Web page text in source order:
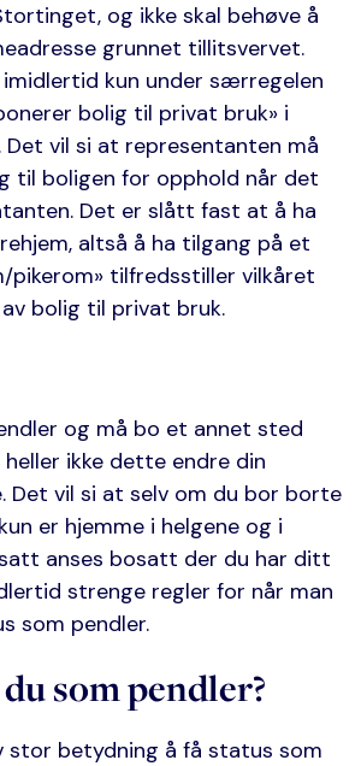
og ikke skal behøve å
grunnet tillitsvervet.
imidlertid kun under særregelen
bolig til privat bruk» i
Det vil si at representanten må
til boligen for opphold når det
Det er slått fast at å ha
altså å ha tilgang på et
pikerom» tilfredsstiller vilkåret
bolig til privat bruk.
og må bo et annet sted
ikke dette endre din
Det vil si at selv om du bor borte
er hjemme i helgene og i
anses bosatt der du har ditt
strenge regler for når man
som pendler.
som pendler?
stor betydning å få status som